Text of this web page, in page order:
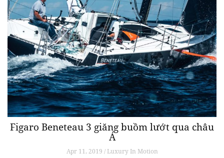
Figaro Beneteau 3 giăng buồm lướt qua châu
Á
Apr 11, 2019 / Luxury In Motion